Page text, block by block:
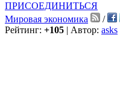
ПРИСОЕДИНИТЬСЯ
Мировая экономика
/
Рейтинг: +105 | Автор: asks